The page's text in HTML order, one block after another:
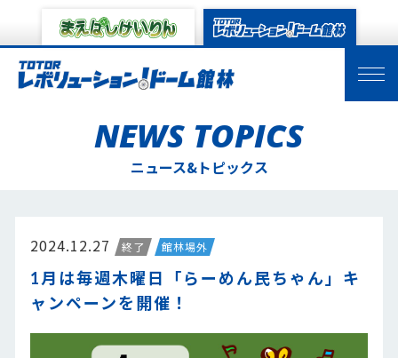
NEWS TOPICS
ニュース&トピックス
2024.12.27 終了 館林場外
1月は毎週木曜日「らーめん民ちゃん」キ
ャンペーンを開催！